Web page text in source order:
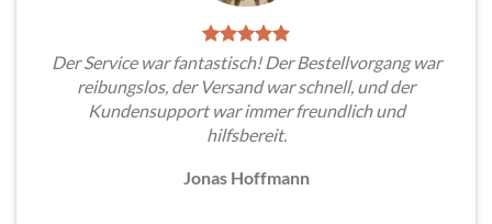
Der Service war fantastisch! Der Bestellvorgang war
reibungslos, der Versand war schnell, und der
Kundensupport war immer freundlich und
hilfsbereit.
Jonas Hoffmann